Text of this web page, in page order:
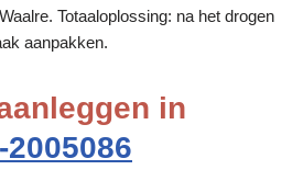
Totaaloplossing: na het drogen
aanpakken.
in
2005086